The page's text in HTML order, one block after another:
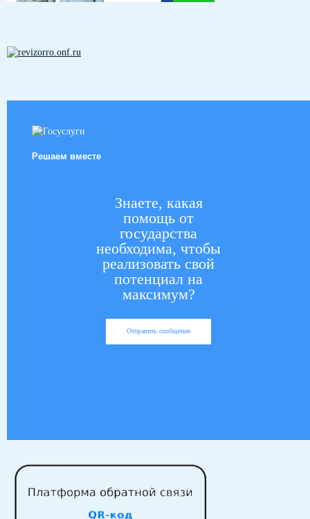
Решаем вместе
Знаете, какая
помощь от
государства
необходима, чтобы
реализовать свой
потенциал на
максимум?
Отправить сообщение